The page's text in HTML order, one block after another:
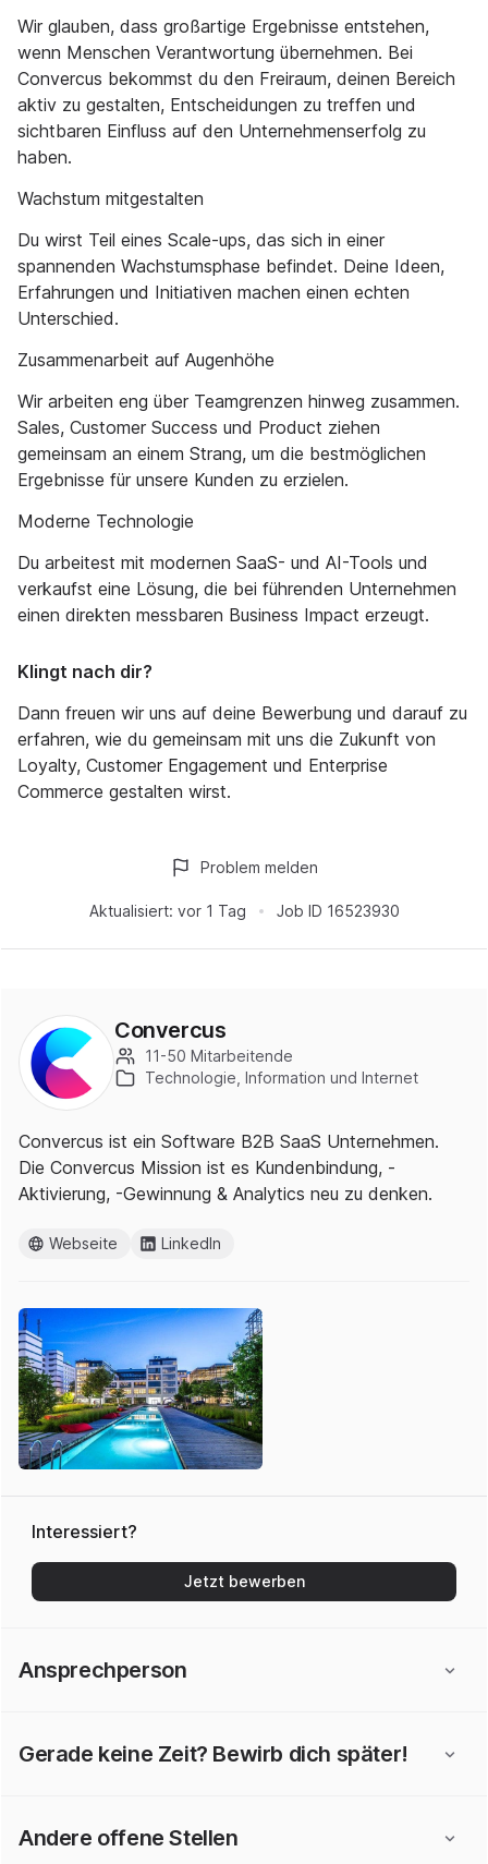
Wir glauben, dass großartige Ergebnisse entstehen,
wenn Menschen Verantwortung übernehmen. Bei
Convercus bekommst du den Freiraum, deinen Bereich
aktiv zu gestalten, Entscheidungen zu treffen und
sichtbaren Einfluss auf den Unternehmenserfolg zu
haben.
Wachstum mitgestalten
Du wirst Teil eines Scale-ups, das sich in einer
spannenden Wachstumsphase befindet. Deine Ideen,
Erfahrungen und Initiativen machen einen echten
Unterschied.
Zusammenarbeit auf Augenhöhe
Wir arbeiten eng über Teamgrenzen hinweg zusammen.
Sales, Customer Success und Product ziehen
gemeinsam an einem Strang, um die bestmöglichen
Ergebnisse für unsere Kunden zu erzielen.
Moderne Technologie
Du arbeitest mit modernen SaaS- und AI-Tools und
verkaufst eine Lösung, die bei führenden Unternehmen
einen direkten messbaren Business Impact erzeugt.
Klingt nach dir?
Dann freuen wir uns auf deine Bewerbung und darauf zu
erfahren, wie du gemeinsam mit uns die Zukunft von
Loyalty, Customer Engagement und Enterprise
Commerce gestalten wirst.
Aktualisiert: vor 1 Tag Job ID 16523930
Problem melden
Convercus
11-50 Mitarbeitende
Technologie, Information und Internet
Convercus ist ein Software B2B SaaS Unternehmen.
Die Convercus Mission ist es Kundenbindung, -
Aktivierung, -Gewinnung & Analytics neu zu denken.
Webseite LinkedIn
Interessiert?
Jetzt bewerben
Ansprechperson
Gerade keine Zeit? Bewirb dich später!
Andere offene Stellen